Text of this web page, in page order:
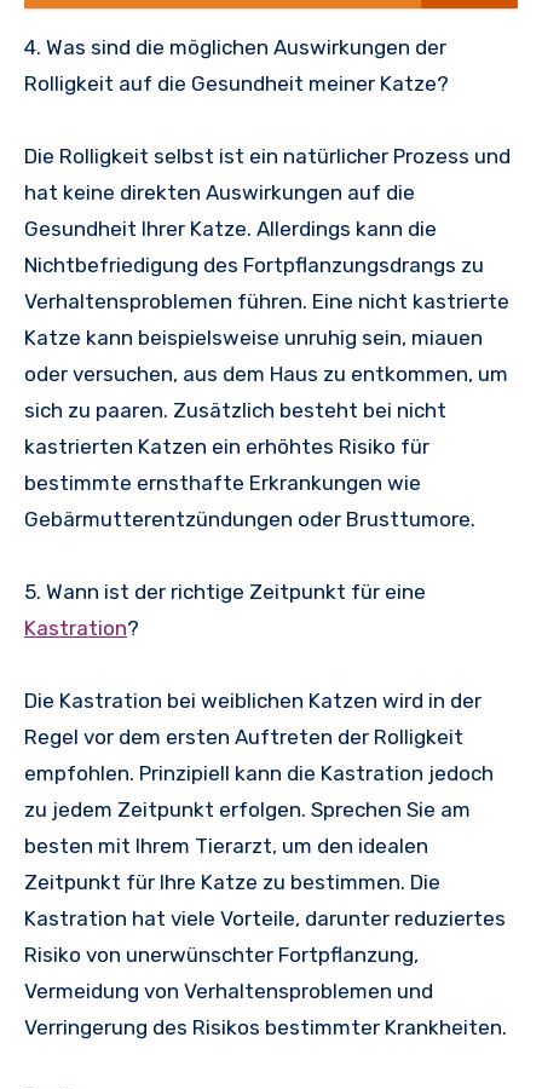
4. Was sind die möglichen Auswirkungen der
Rolligkeit auf die Gesundheit meiner Katze?
Die Rolligkeit selbst ist ein natürlicher Prozess und
hat keine direkten Auswirkungen auf die
Gesundheit Ihrer Katze. Allerdings kann die
Nichtbefriedigung des Fortpflanzungsdrangs zu
Verhaltensproblemen führen. Eine nicht kastrierte
Katze kann beispielsweise unruhig sein, miauen
oder versuchen, aus dem Haus zu entkommen, um
sich zu paaren. Zusätzlich besteht bei nicht
kastrierten Katzen ein erhöhtes Risiko für
bestimmte ernsthafte Erkrankungen wie
Gebärmutterentzündungen oder Brusttumore.
5. Wann ist der richtige Zeitpunkt für eine
Kastration?
Die Kastration bei weiblichen Katzen wird in der
Regel vor dem ersten Auftreten der Rolligkeit
empfohlen. Prinzipiell kann die Kastration jedoch
zu jedem Zeitpunkt erfolgen. Sprechen Sie am
besten mit Ihrem Tierarzt, um den idealen
Zeitpunkt für Ihre Katze zu bestimmen. Die
Kastration hat viele Vorteile, darunter reduziertes
Risiko von unerwünschter Fortpflanzung,
Vermeidung von Verhaltensproblemen und
Verringerung des Risikos bestimmter Krankheiten.